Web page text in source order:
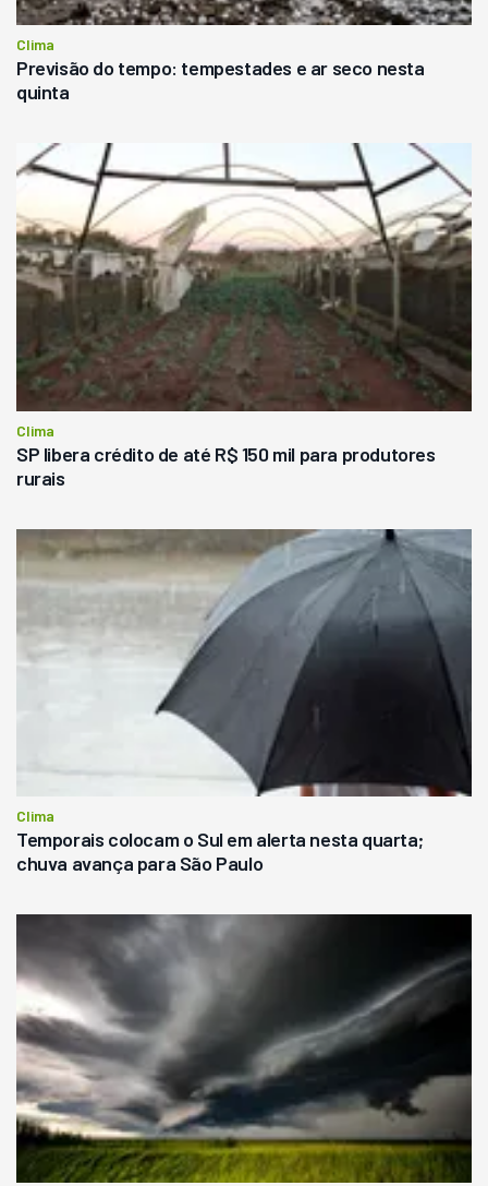
Clima
Previsão do tempo: tempestades e ar seco nesta
quinta
Clima
SP libera crédito de até R$ 150 mil para produtores
rurais
Clima
Temporais colocam o Sul em alerta nesta quarta;
chuva avança para São Paulo